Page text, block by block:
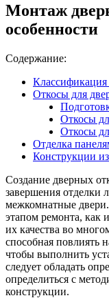
Монтаж
особенности
Содержание:
Классификация
Откосы для
Откосы
Откосы
Отделка
Конструкции
Создание дверных
завершения отделки
межкомнатные
этапом ремонта, как
их качества во
способная повлиять
чтобы выполнить
следует обладать
определиться с
конструкции.